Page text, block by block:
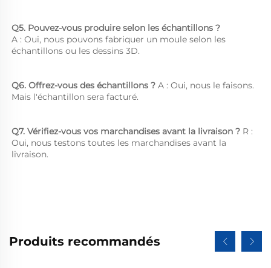
Q5. Pouvez-vous produire selon les échantillons ?
A : Oui, nous pouvons fabriquer un moule selon les
échantillons ou les dessins 3D.
Q6. Offrez-vous des échantillons ? A : Oui, nous le faisons.
Mais l'échantillon sera facturé.
Q7. Vérifiez-vous vos marchandises avant la livraison ? R :
Oui, nous testons toutes les marchandises avant la
livraison.
Produits recommandés